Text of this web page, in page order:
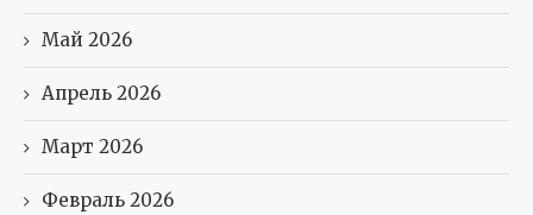
Май 2026
Апрель 2026
Март 2026
Февраль 2026